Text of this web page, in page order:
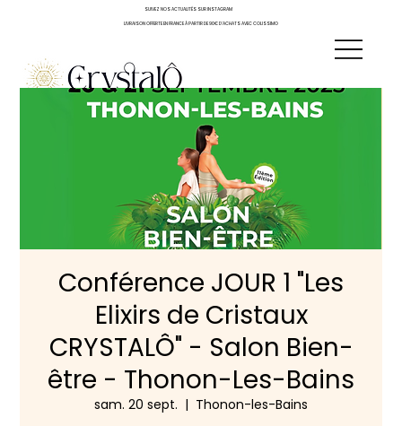
SUIVEZ NOS ACTUALITÉS SUR INSTAGRAM
LIVRAISON OFFERTE EN FRANCE À PARTIR DE 90€ D'ACHATS AVEC COLISSIMO
Conférence JOUR 1 "Les
Elixirs de Cristaux
CRYSTALÔ" - Salon Bien-
être - Thonon-Les-Bains
sam. 20 sept.
  |
Thonon-les-Bains